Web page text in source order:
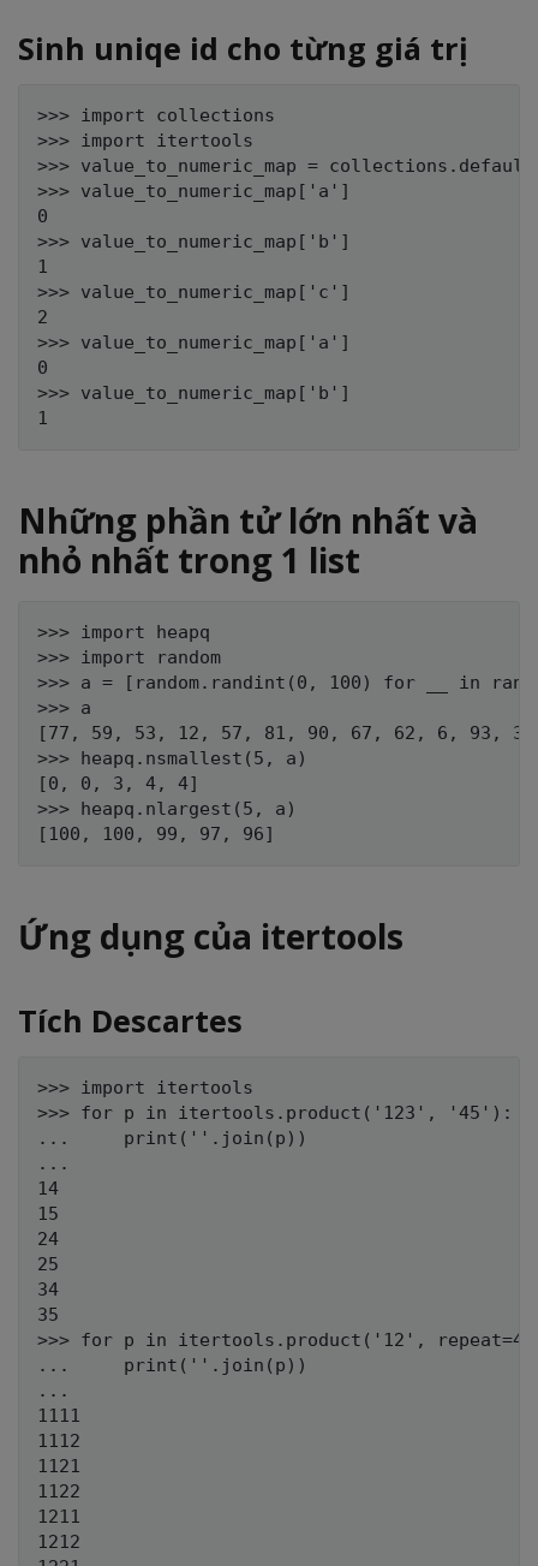
Sinh uniqe id cho từng giá trị
>>> import collections
>>> import itertools
>>> value_to_numeric_map =
>>> value_to_numeric_map['a']
0
>>> value_to_numeric_map['b']
1
>>> value_to_numeric_map['c']
2
>>> value_to_numeric_map['a']
0
>>> value_to_numeric_map['b']
Những phần tử lớn nhất và
nhỏ nhất trong 1 list
>>> import heapq
>>> import random
>>> a = [random.randint(0, 100) for __ in
>>> a
[77, 59, 53, 12, 57, 81, 90, 67, 62, 6, 93,
>>> heapq.nsmallest(5, a)
[0, 0, 3, 4, 4]
>>> heapq.nlargest(5, a)
Ứng dụng của itertools
Tích Descartes
>>> import itertools
>>> for p in itertools.product('123', '45'):
...     print(''.join(p))
...
14
15
24
25
34
35
>>> for p in itertools.product('12',
...     print(''.join(p))
...
1111
1112
1121
1122
1211
1212